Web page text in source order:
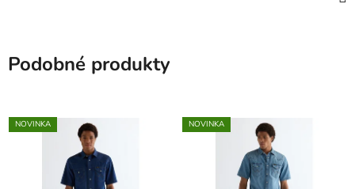
Podobné produkty
NOVINKA NOVINKA